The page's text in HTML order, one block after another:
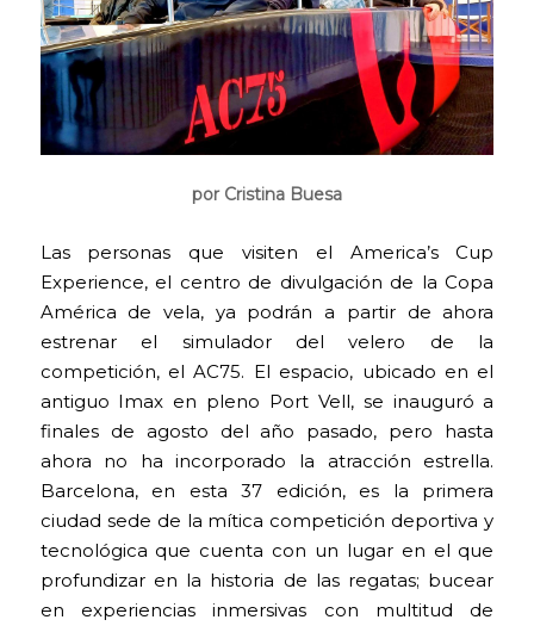
por Cristina Buesa
Las personas que visiten el America’s Cup
Experience, el centro de divulgación de la Copa
América de vela, ya podrán a partir de ahora
estrenar el simulador del velero de la
competición, el AC75. El espacio, ubicado en el
antiguo Imax en pleno Port Vell, se inauguró a
finales de agosto del año pasado, pero hasta
ahora no ha incorporado la atracción estrella.
Barcelona, en esta 37 edición, es la primera
ciudad sede de la mítica competición deportiva y
tecnológica que cuenta con un lugar en el que
profundizar en la historia de las regatas; bucear
en experiencias inmersivas con multitud de